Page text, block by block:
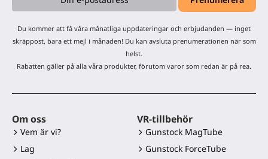
Du kommer att få våra månatliga uppdateringar och erbjudanden — inget
skräppost, bara ett mejl i månaden! Du kan avsluta prenumerationen när som
helst.
Rabatten gäller på alla våra produkter, förutom varor som redan är på rea.
Om oss
Vem är vi?
Lag
VR-tillbehör
Gunstock MagTube
Gunstock ForceTube